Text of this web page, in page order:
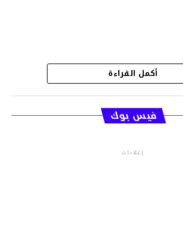
أكمل القراءة
فيس بوك
إعلانات